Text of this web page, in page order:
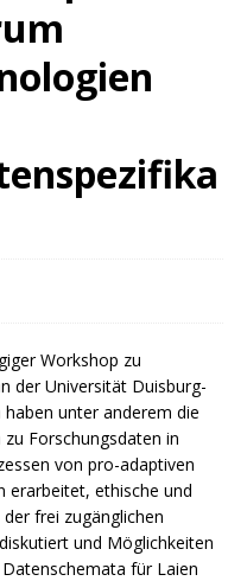
Workshop zu
der Universität Duisburg-
unter anderem die
Forschungsdaten in
von pro-adaptiven
erarbeitet, ethische und
frei zugänglichen
und Möglichkeiten
für Laien